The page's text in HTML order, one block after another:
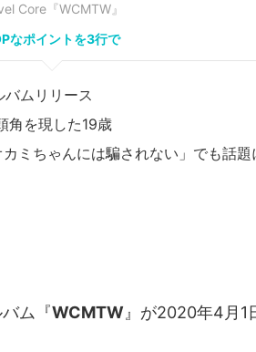
Core『WCMTW』
なポイントを3行で
ムリリース
角を現した19歳
ミちゃんには騙されない」でも話題
ム『WCMTW 』が2020年4月1